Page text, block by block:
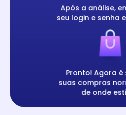
Após a análise,
seu login e senha
Pronto! Agora é
suas compras
de onde